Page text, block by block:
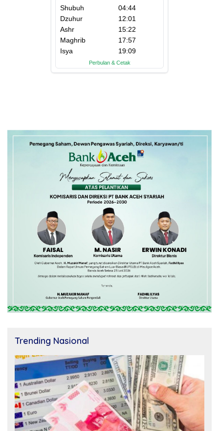
Trending Nasional